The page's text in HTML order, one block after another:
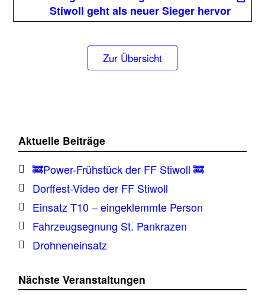
Stiwoll geht als neuer Sieger hervor
Zur Übersicht
Aktuelle Beiträge
🚒Power-Frühstück der FF Stiwoll 🚒
Dorffest-Video der FF Stiwoll
Einsatz T10 – eingeklemmte Person
Fahrzeugsegnung St. Pankrazen
Drohneneinsatz
Nächste Veranstaltungen